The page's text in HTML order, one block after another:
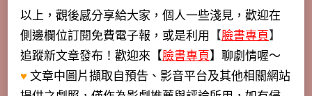
以上，觀後感分享給大家，個人一些淺見，歡迎在
側邊欄位訂閱免費電子報，或是利用 【臉書專頁】
追蹤新文章發布！歡迎來【臉書專頁】聊劇情喔～
♥文章中圖片擷取自預告、影音平台及其他相關網站